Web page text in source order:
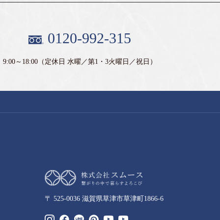
0120-992-315
9:00～18:00 （定休日 水曜／第1・3火曜日／祝日）
〒 525-0036 滋賀県草津市草津町1866-6